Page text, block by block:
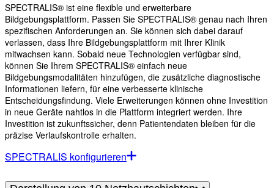
SPECTRALIS® ist eine flexible und erweiterbare
Bildgebungsplattform. Passen Sie SPECTRALIS® genau nach Ihren
spezifischen Anforderungen an. Sie können sich dabei darauf
verlassen, dass Ihre Bildgebungsplattform mit Ihrer Klinik
mitwachsen kann. Sobald neue Technologien verfügbar sind,
können Sie Ihrem SPECTRALIS® einfach neue
Bildgebungsmodalitäten hinzufügen, die zusätzliche diagnostische
Informationen liefern, für eine verbesserte klinische
Entscheidungsfindung. Viele Erweiterungen können ohne Investition
in neue Geräte nahtlos in die Plattform integriert werden. Ihre
Investition ist zukunftssicher, denn Patientendaten bleiben für die
präzise Verlaufskontrolle erhalten.
SPECTRALIS konfigurieren